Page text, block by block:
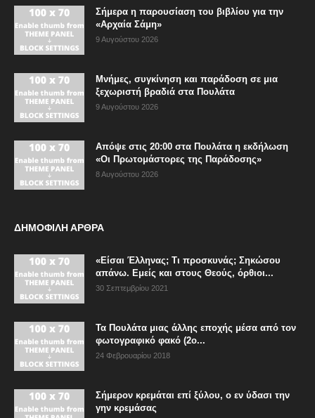
Σήμερα η παρουσίαση του βιβλίου για την
«Αρχαία Σάμη»
9 Αυγούστου 2026
Μνήμες, συγκίνηση και παράδοση σε μια
ξεχωριστή βραδιά στα Πουλάτα
9 Αυγούστου 2026
Απόψε στις 20:00 στα Πουλάτα η εκδήλωση
«Οι Πρωτομάστορες της Παράδοσης»
8 Αυγούστου 2026
ΔΗΜΟΦΙΛΗ ΑΡΘΡΑ
«Είσαι Έλληνας; Τι προσκυνάς; Σηκώσου
απάνω. Εμείς και στους Θεούς, όρθιοι...
30 Σεπτεμβρίου 2021
Τα Πουλάτα μιας άλλης εποχής μέσα από τον
φωτογραφικό φακό (2ο...
24 Φεβρουαρίου 2018
Σήμερον κρεμάται επί ξύλου, ο εν ύδασι την
γην κρεμάσας